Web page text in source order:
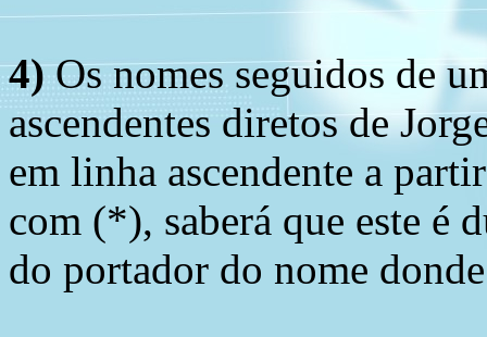
4)Os nomes seguidos de
ascendentes diretos de
em linha ascendente a
com (*), saberá que este é
do portador do nome